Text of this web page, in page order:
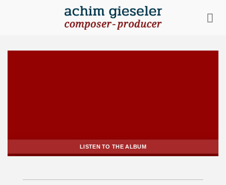
LISTEN TO THE ALBUM